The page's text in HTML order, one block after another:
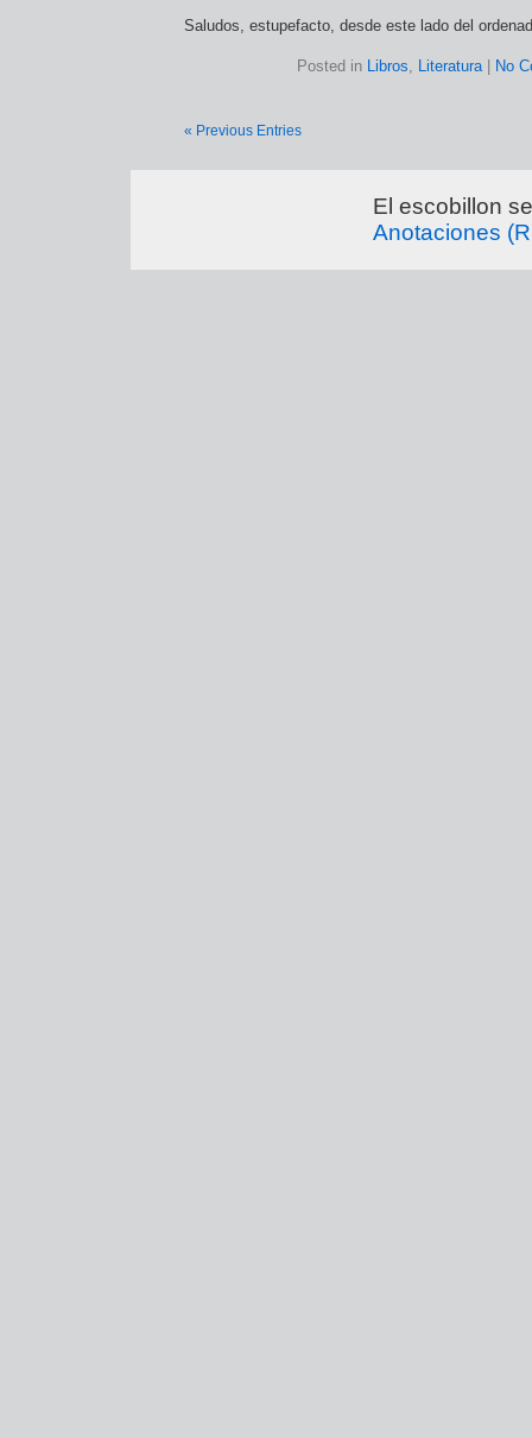
Saludos, estupefacto, desde este lado del
Posted in Libros, Literatura| No
« Previous Entries
El escobillon
Anotaciones